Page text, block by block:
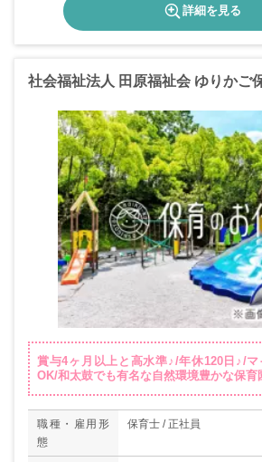
詳細を見る
社会福祉法人 田原福祉会 ゆりかご
賞与4ヶ月以上と高水準♪/年休120日♪/
OK/和太鼓でも有名な自然環境豊かな保育
職種・雇用形
態
保育士 / 正社員